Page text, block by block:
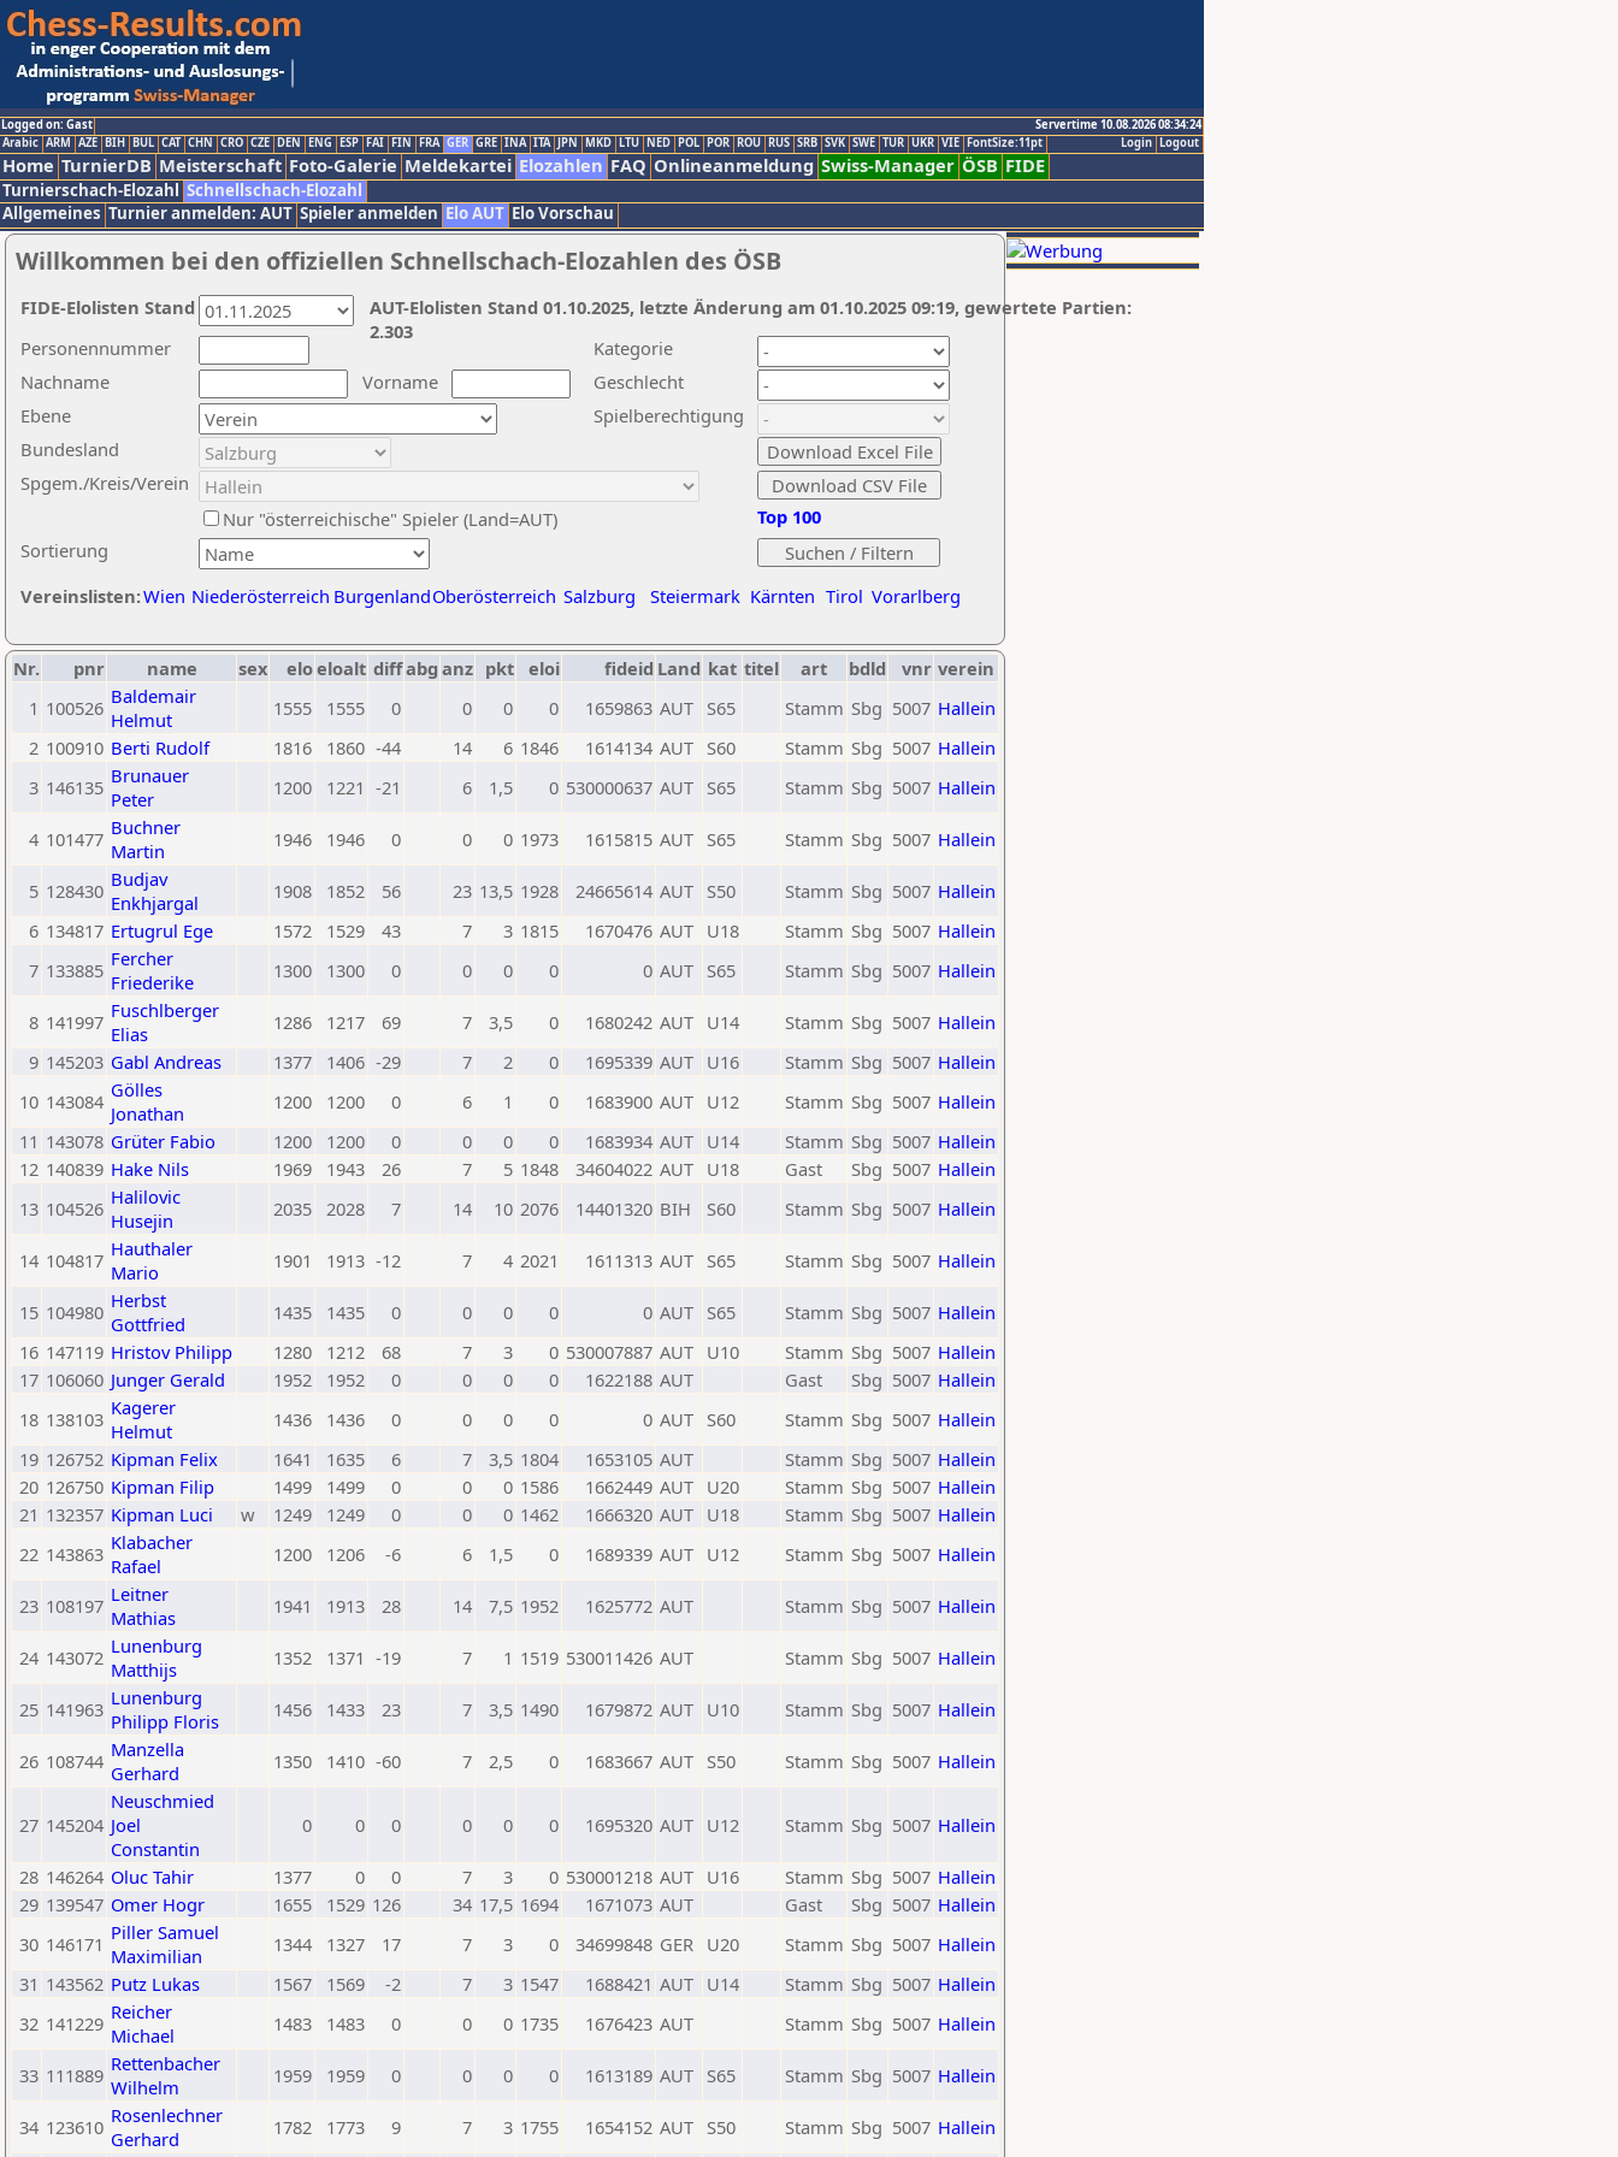
Logged on: Gast
Servertime 10.08.2026 08:34:24
Logout
Login
Arabic ARM AZE BIH BUL CAT CHN CRO CZE DEN ENG ESP FAI FIN FRA GER GRE INA ITA JPN MKD LTU NED POL POR ROU RUS SRB SVK SWE TUR UKR VIE FontSize:11pt
Home TurnierDB Meisterschaft Foto-Galerie Meldekartei Elozahlen FAQ Onlineanmeldung Swiss-Manager ÖSB FIDE
Turnierschach-Elozahl Schnellschach-Elozahl
Allgemeines Turnier anmelden: AUT Spieler anmelden Elo AUT Elo Vorschau
Willkommen bei den offiziellen Schnellschach-Elozahlen des ÖSB
Nachname
Vorname
Ebene
Kategorie
Sortierung
Personennummer
Bundesland
Spgem./Kreis/Verein
Geschlecht
Nur "österreichische" Spieler (Land=AUT)
Spielberechtigung
Vereinslisten:Wien Niederösterreich BurgenlandOberösterreich Salzburg Steiermark Kärnten Tirol Vorarlberg
Top 100
AUT-Elolisten Stand 01.10.2025, letzte Änderung am 01.10.2025 09:19, gewertete Partien:
2.303
FIDE-Elolisten Stand
Nr. pnr name sex eloeloalt diffabg anz pkt eloi fideid Land kat titel art bdld vnr verein
1 100526 Baldemair
Helmut
1555 1555 0 0 0 0 1659863 AUT S65 Stamm Sbg 5007 Hallein
2 100910 Berti Rudolf 1816 1860 -44 14 6 1846 1614134 AUT S60 Stamm Sbg 5007 Hallein
3 146135 Brunauer
Peter
1200 1221 -21 6 1,5 0 530000637 AUT S65 Stamm Sbg 5007 Hallein
4 101477 Buchner
Martin
1946 1946 0 0 0 1973 1615815 AUT S65 Stamm Sbg 5007 Hallein
5 128430 Budjav
Enkhjargal
1908 1852 56 23 13,5 1928 24665614 AUT S50 Stamm Sbg 5007 Hallein
6 134817 Ertugrul Ege 1572 1529 43 7 3 1815 1670476 AUT U18 Stamm Sbg 5007 Hallein
7 133885 Fercher
Friederike
1300 1300 0 0 0 0 0 AUT S65 Stamm Sbg 5007 Hallein
8 141997 Fuschlberger
Elias
1286 1217 69 7 3,5 0 1680242 AUT U14 Stamm Sbg 5007 Hallein
9 145203 Gabl Andreas 1377 1406 -29 7 2 0 1695339 AUT U16 Stamm Sbg 5007 Hallein
10 143084 Gölles
Jonathan
1200 1200 0 6 1 0 1683900 AUT U12 Stamm Sbg 5007 Hallein
11 143078 Grüter Fabio 1200 1200 0 0 0 0 1683934 AUT U14 Stamm Sbg 5007 Hallein
12 140839 Hake Nils 1969 1943 26 7 5 1848 34604022 AUT U18 Gast Sbg 5007 Hallein
13 104526 Halilovic
Husejin
2035 2028 7 14 10 2076 14401320 BIH S60 Stamm Sbg 5007 Hallein
14 104817 Hauthaler
Mario
1901 1913 -12 7 4 2021 1611313 AUT S65 Stamm Sbg 5007 Hallein
15 104980 Herbst
Gottfried
1435 1435 0 0 0 0 0 AUT S65 Stamm Sbg 5007 Hallein
16 147119 Hristov Philipp 1280 1212 68 7 3 0 530007887 AUT U10 Stamm Sbg 5007 Hallein
17 106060 Junger Gerald 1952 1952 0 0 0 0 1622188 AUT Gast Sbg 5007 Hallein
18 138103 Kagerer
Helmut
1436 1436 0 0 0 0 0 AUT S60 Stamm Sbg 5007 Hallein
19 126752 Kipman Felix 1641 1635 6 7 3,5 1804 1653105 AUT Stamm Sbg 5007 Hallein
20 126750 Kipman Filip 1499 1499 0 0 0 1586 1662449 AUT U20 Stamm Sbg 5007 Hallein
21 132357 Kipman Luci w 1249 1249 0 0 0 1462 1666320 AUT U18 Stamm Sbg 5007 Hallein
22 143863 Klabacher
Rafael
1200 1206 -6 6 1,5 0 1689339 AUT U12 Stamm Sbg 5007 Hallein
23 108197 Leitner
Mathias
1941 1913 28 14 7,5 1952 1625772 AUT Stamm Sbg 5007 Hallein
24 143072 Lunenburg
Matthijs
1352 1371 -19 7 1 1519 530011426 AUT Stamm Sbg 5007 Hallein
25 141963 Lunenburg
Philipp Floris
1456 1433 23 7 3,5 1490 1679872 AUT U10 Stamm Sbg 5007 Hallein
26 108744 Manzella
Gerhard
1350 1410 -60 7 2,5 0 1683667 AUT S50 Stamm Sbg 5007 Hallein
27 145204
Neuschmied
Joel
Constantin
0 0 0 0 0 0 1695320 AUT U12 Stamm Sbg 5007 Hallein
28 146264 Oluc Tahir 1377 0 0 7 3 0 530001218 AUT U16 Stamm Sbg 5007 Hallein
29 139547 Omer Hogr 1655 1529 126 34 17,5 1694 1671073 AUT Gast Sbg 5007 Hallein
30 146171 Piller Samuel
Maximilian
1344 1327 17 7 3 0 34699848 GER U20 Stamm Sbg 5007 Hallein
31 143562 Putz Lukas 1567 1569 -2 7 3 1547 1688421 AUT U14 Stamm Sbg 5007 Hallein
32 141229 Reicher
Michael
1483 1483 0 0 0 1735 1676423 AUT Stamm Sbg 5007 Hallein
33 111889 Rettenbacher
Wilhelm
1959 1959 0 0 0 0 1613189 AUT S65 Stamm Sbg 5007 Hallein
34 123610 Rosenlechner
Gerhard
1782 1773 9 7 3 1755 1654152 AUT S50 Stamm Sbg 5007 Hallein